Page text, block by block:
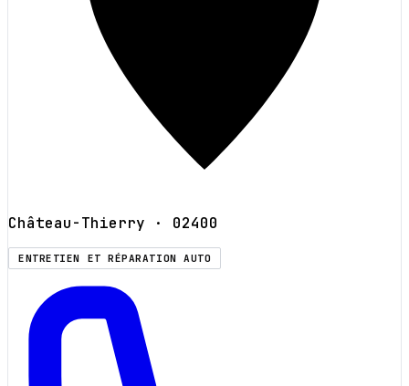
Château-Thierry · 02400
ENTRETIEN ET RÉPARATION AUTO